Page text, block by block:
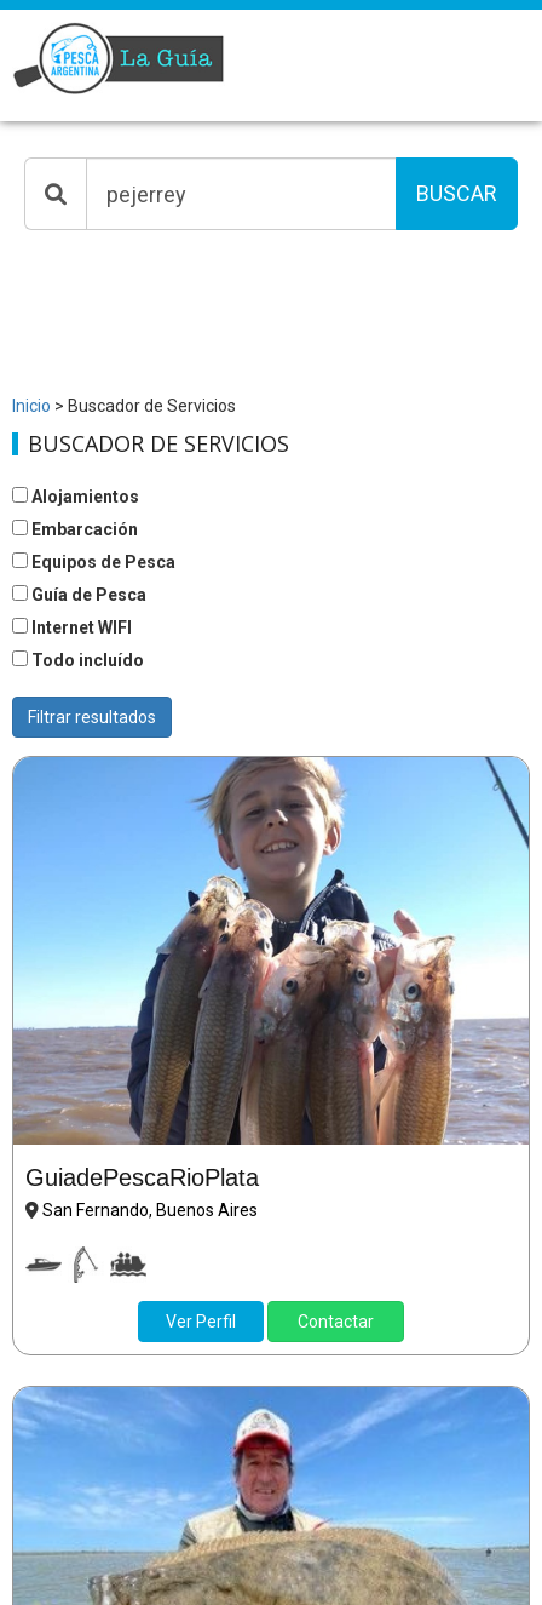
BUSCAR
Inicio > Buscador de Servicios
BUSCADOR DE SERVICIOS
Alojamientos
Embarcación
Equipos de Pesca
Guía de Pesca
Internet WIFI
Todo incluído
Filtrar resultados
GuiadePescaRioPlata
San Fernando, Buenos Aires
Ver Perfil Contactar